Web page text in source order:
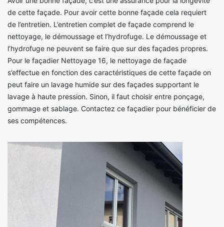
de cette façade. Pour avoir cette bonne façade cela requiert
de l’entretien. L’entretien complet de façade comprend le
nettoyage, le démoussage et l’hydrofuge. Le démoussage et
l’hydrofuge ne peuvent se faire que sur des façades propres.
Pour le façadier Nettoyage 16, le nettoyage de façade
s’effectue en fonction des caractéristiques de cette façade on
peut faire un lavage humide sur des façades supportant le
lavage à haute pression. Sinon, il faut choisir entre ponçage,
gommage et sablage. Contactez ce façadier pour bénéficier de
ses compétences.